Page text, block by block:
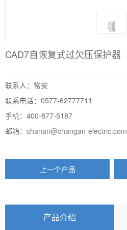
CAD7自恢复式过欠压保护器
联系人：常安
联系电话：0577-62777711
手机：400-877-5187
邮箱： chanan@changan-electric.com
上一个产品
产品介绍